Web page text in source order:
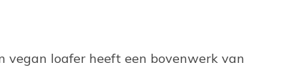
vegan loafer heeft een bovenwerk van